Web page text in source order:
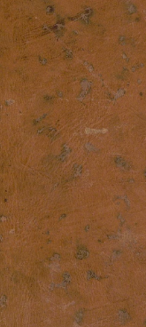
généraux de la
Nicolas (abbé ; 1742-